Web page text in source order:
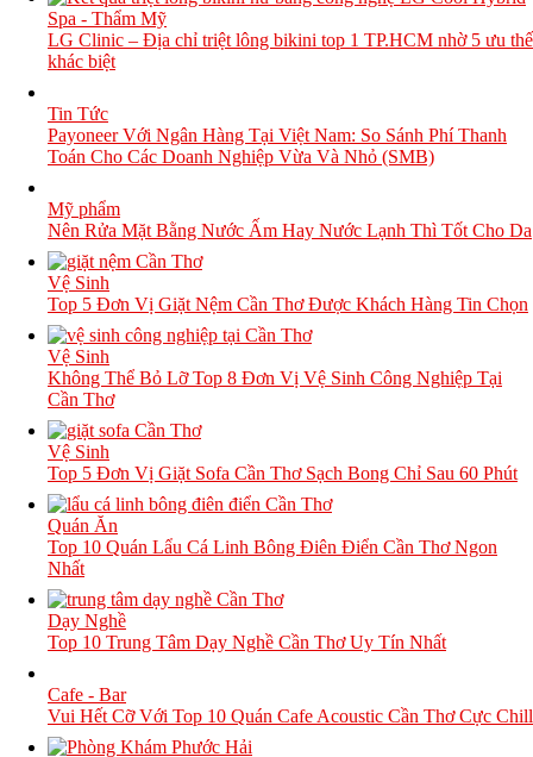
Spa - Thẩm Mỹ
LG Clinic – Địa chỉ triệt lông bikini top 1 TP.HCM nhờ 5 ưu thế
khác biệt
Tin Tức
Payoneer Với Ngân Hàng Tại Việt Nam: So Sánh Phí Thanh
Toán Cho Các Doanh Nghiệp Vừa Và Nhỏ (SMB)
Mỹ phẩm
Nên Rửa Mặt Bằng Nước Ấm Hay Nước Lạnh Thì Tốt Cho Da
Vệ Sinh
Top 5 Đơn Vị Giặt Nệm Cần Thơ Được Khách Hàng Tin Chọn
Vệ Sinh
Không Thể Bỏ Lỡ Top 8 Đơn Vị Vệ Sinh Công Nghiệp Tại
Cần Thơ
Vệ Sinh
Top 5 Đơn Vị Giặt Sofa Cần Thơ Sạch Bong Chỉ Sau 60 Phút
Quán Ăn
Top 10 Quán Lẩu Cá Linh Bông Điên Điển Cần Thơ Ngon
Nhất
Dạy Nghề
Top 10 Trung Tâm Dạy Nghề Cần Thơ Uy Tín Nhất
Cafe - Bar
Vui Hết Cỡ Với Top 10 Quán Cafe Acoustic Cần Thơ Cực Chill